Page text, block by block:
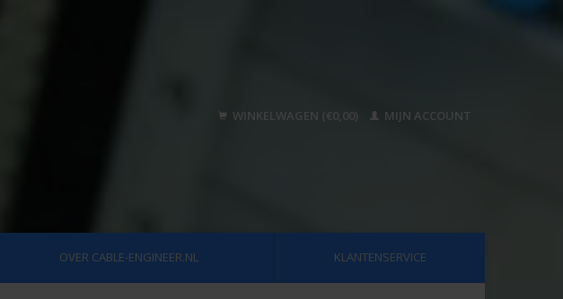
WINKELWAGEN (€0,00) MIJN ACCOUNT
OVER CABLE-ENGINEER.NL KLANTENSERVICE